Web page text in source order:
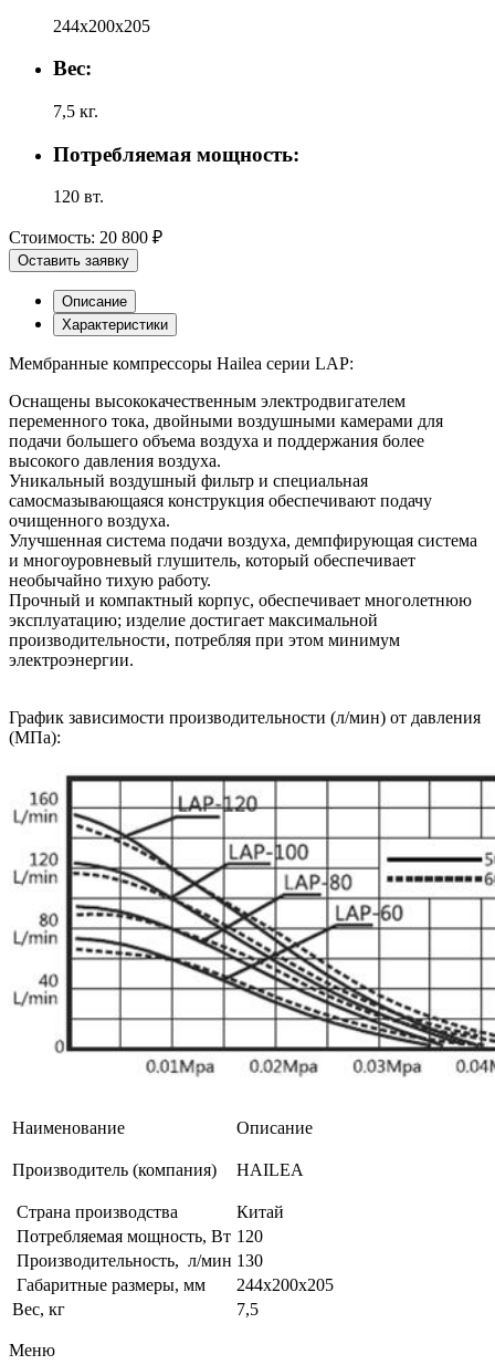
244х200х205
Вес:
7,5 кг.
Потребляемая мощность:
120 вт.
Стоимость: 20 800 ₽
Оставить заявку
Описание
Характеристики
Мембранные компрессоры Hailea серии LAP:
Оснащены высококачественным электродвигателем
переменного тока, двойными воздушными камерами для
подачи большего объема воздуха и поддержания более
высокого давления воздуха.
Уникальный воздушный фильтр и специальная
самосмазывающаяся конструкция обеспечивают подачу
очищенного воздуха.
Улучшенная система подачи воздуха, демпфирующая система
и многоуровневый глушитель, который обеспечивает
необычайно тихую работу.
Прочный и компактный корпус, обеспечивает многолетнюю
эксплуатацию; изделие достигает максимальной
производительности, потребляя при этом минимум
электроэнергии.
График зависимости производительности (л/мин) от давления
(МПа):
Наименование Описание
Производитель (компания) HAILEA
Страна производства
Китай
Потребляемая мощность, Вт 120
Производительность, л/мин 130
Габаритные размеры, мм
244х200х205
Вес, кг
7,5
Меню